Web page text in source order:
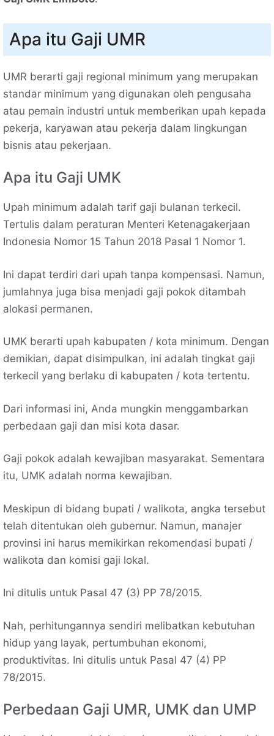
Apa itu Gaji UMR
UMR berarti gaji regional minimum yang merupakan
standar minimum yang digunakan oleh pengusaha
atau pemain industri untuk memberikan upah kepada
pekerja, karyawan atau pekerja dalam lingkungan
bisnis atau pekerjaan.
Apa itu Gaji UMK
Upah minimum adalah tarif gaji bulanan terkecil.
Tertulis dalam peraturan Menteri Ketenagakerjaan
Indonesia Nomor 15 Tahun 2018 Pasal 1 Nomor 1.
Ini dapat terdiri dari upah tanpa kompensasi. Namun,
jumlahnya juga bisa menjadi gaji pokok ditambah
alokasi permanen.
UMK berarti upah kabupaten / kota minimum. Dengan
demikian, dapat disimpulkan, ini adalah tingkat gaji
terkecil yang berlaku di kabupaten / kota tertentu.
Dari informasi ini, Anda mungkin menggambarkan
perbedaan gaji dan misi kota dasar.
Gaji pokok adalah kewajiban masyarakat. Sementara
itu, UMK adalah norma kewajiban.
Meskipun di bidang bupati / walikota, angka tersebut
telah ditentukan oleh gubernur. Namun, manajer
provinsi ini harus memikirkan rekomendasi bupati /
walikota dan komisi gaji lokal.
Ini ditulis untuk Pasal 47 (3) PP 78/2015.
Nah, perhitungannya sendiri melibatkan kebutuhan
hidup yang layak, pertumbuhan ekonomi,
produktivitas. Ini ditulis untuk Pasal 47 (4) PP
78/2015.
Perbedaan Gaji UMR, UMK dan UMP